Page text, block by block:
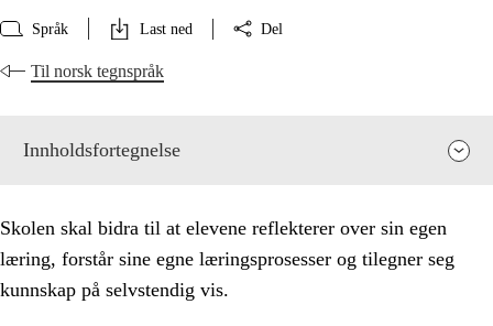
Språk Last ned Del
Til norsk tegnspråk
Innholdsfortegnelse
Skolen skal bidra til at elevene reflekterer over sin egen
læring, forstår sine egne læringsprosesser og tilegner seg
kunnskap på selvstendig vis.